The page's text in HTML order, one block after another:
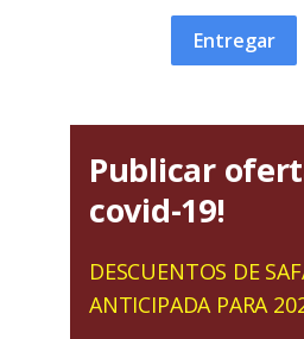
Entregar
Publicar
covid-19!
DESCUENTOS DE
ANTICIPADA PARA